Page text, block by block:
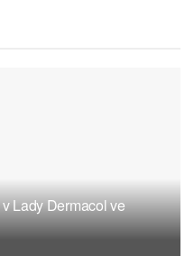
Lady Dermacol ve